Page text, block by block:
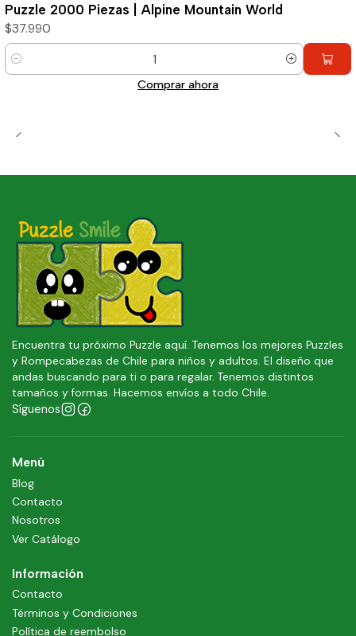
Puzzle 2000 Piezas | Alpine Mountain World
$37.990
Cantidad
Comprar ahora
Encuentra tu próximo Puzzle aquí. Tenemos los mejores Puzzles
y Rompecabezas de Chile para niños y adultos. El diseño que
andas buscando para ti o para regalar. Tenemos distintos
tamaños y formas. Hacemos envíos a todo Chile.
Síguenos
Menú
Blog
Contacto
Nosotros
Ver Catálogo
Información
Contacto
Términos y Condiciones
Política de reembolso